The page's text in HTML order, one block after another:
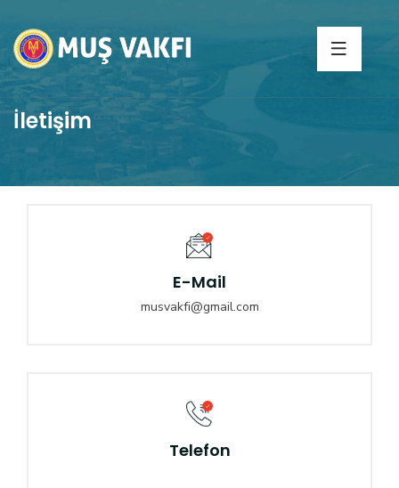
İletişim
E-Mail
musvakfi@gmail.com
Telefon